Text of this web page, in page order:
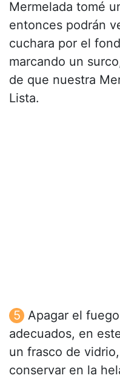
Mermelada tomé
entonces podrán
cuchara por el
marcando un
de que nuestra
Lista.
Apagar el
adecuados, en
un frasco de
conservar en la